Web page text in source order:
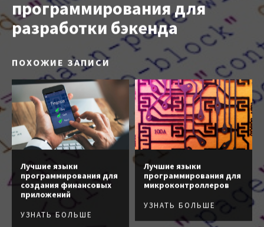
программирования для
разработки бэкенда
ПОХОЖИЕ ЗАПИСИ
Лучшие языки
программирования для
создания финансовых
приложений
УЗНАТЬ БОЛЬШЕ
Лучшие языки
программирования для
микроконтроллеров
УЗНАТЬ БОЛЬШЕ